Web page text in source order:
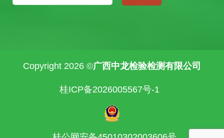
Copyright 2026 ©广西中龙检验检测有限公司
桂ICP备2026005567号-1